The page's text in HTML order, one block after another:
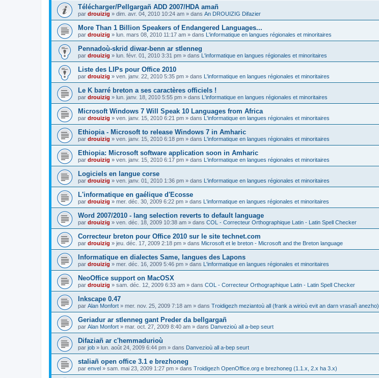
Télécharger/Pellgargañ ADD 2007/HDA amañ
par drouizig » dim. avr. 04, 2010 10:24 am » dans An DROUIZIG Difazier
More Than 1 Billion Speakers of Endangered Languages...
par drouizig » lun. mars 08, 2010 11:17 am » dans L'informatique en langues régionales et minoritaires
Pennadoù-skrid diwar-benn ar stlenneg
par drouizig » lun. févr. 01, 2010 3:31 pm » dans L'informatique en langues régionales et minoritaires
Liste des LIPs pour Office 2010
par drouizig » ven. janv. 22, 2010 5:35 pm » dans L'informatique en langues régionales et minoritaires
Le K barré breton a ses caractères officiels !
par drouizig » lun. janv. 18, 2010 5:55 pm » dans L'informatique en langues régionales et minoritaires
Microsoft Windows 7 Will Speak 10 Languages from Africa
par drouizig » ven. janv. 15, 2010 6:21 pm » dans L'informatique en langues régionales et minoritaires
Ethiopia - Microsoft to release Windows 7 in Amharic
par drouizig » ven. janv. 15, 2010 6:18 pm » dans L'informatique en langues régionales et minoritaires
Ethiopia: Microsoft software application soon in Amharic
par drouizig » ven. janv. 15, 2010 6:17 pm » dans L'informatique en langues régionales et minoritaires
Logiciels en langue corse
par drouizig » ven. janv. 01, 2010 1:36 pm » dans L'informatique en langues régionales et minoritaires
L'informatique en gaélique d'Ecosse
par drouizig » mer. déc. 30, 2009 6:22 pm » dans L'informatique en langues régionales et minoritaires
Word 2007/2010 - lang selection reverts to default language
par drouizig » ven. déc. 18, 2009 10:38 am » dans COL - Correcteur Orthographique Latin - Latin Spell Checker
Correcteur breton pour Office 2010 sur le site technet.com
par drouizig » jeu. déc. 17, 2009 2:18 pm » dans Microsoft et le breton - Microsoft and the Breton language
Informatique en dialectes Same, langues des Lapons
par drouizig » mer. déc. 16, 2009 5:46 pm » dans L'informatique en langues régionales et minoritaires
NeoOffice support on MacOSX
par drouizig » sam. déc. 12, 2009 6:33 am » dans COL - Correcteur Orthographique Latin - Latin Spell Checker
Inkscape 0.47
par Alan Monfort » mer. nov. 25, 2009 7:18 am » dans Troidigezh meziantoù all (frank a wirioù evit an darn vrasañ anezho)
Geriadur ar stlenneg gant Preder da bellgargañ
par Alan Monfort » mar. oct. 27, 2009 8:40 am » dans Danvezioù all a-bep seurt
Difaziañ ar c'hemmadurioù
par job » lun. août 24, 2009 6:44 pm » dans Danvezioù all a-bep seurt
staliañ open office 3.1 e brezhoneg
par envel » sam. mai 23, 2009 1:27 pm » dans Troidigezh OpenOffice.org e brezhoneg (1.1.x, 2.x ha 3.x)